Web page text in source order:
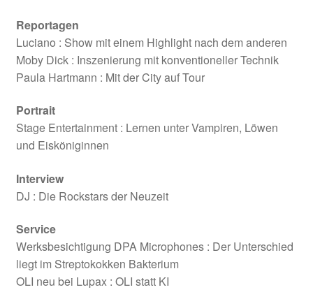
Reportagen
Luciano : Show mit einem Highlight nach dem anderen
Moby Dick : Inszenierung mit konventioneller Technik
Paula Hartmann : Mit der City auf Tour
Portrait
Stage Entertainment : Lernen unter Vampiren, Löwen
und Eisköniginnen
Interview
DJ : Die Rockstars der Neuzeit
Service
Werksbesichtigung DPA Microphones : Der Unterschied
liegt im Streptokokken Bakterium
OLI neu bei Lupax : OLI statt KI